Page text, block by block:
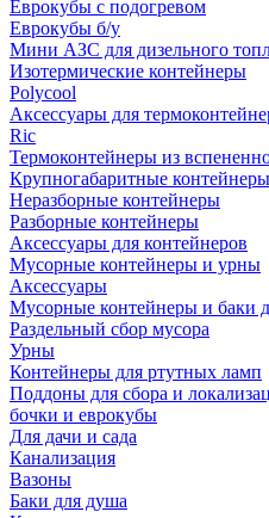
Еврокубы с подогревом
Еврокубы б/у
Мини АЗС для дизельного
Изотермические контейнеры
Polycool
Аксессуары для
Ric
Термоконтейнеры из
Крупногабаритные контейнеры
Неразборные контейнеры
Разборные контейнеры
Аксессуары для контейнеров
Мусорные контейнеры и урны
Аксессуары
Мусорные контейнеры и баки
Раздельный сбор мусора
Урны
Контейнеры для ртутных ламп
Поддоны для сбора и
бочки и еврокубы
Для дачи и сада
Канализация
Вазоны
Баки для душа